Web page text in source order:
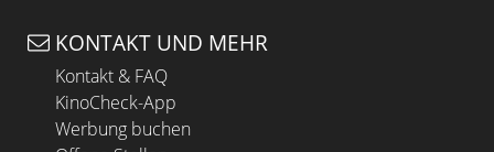
KONTAKT UND MEHR
Kontakt & FAQ
KinoCheck-App
Werbung buchen